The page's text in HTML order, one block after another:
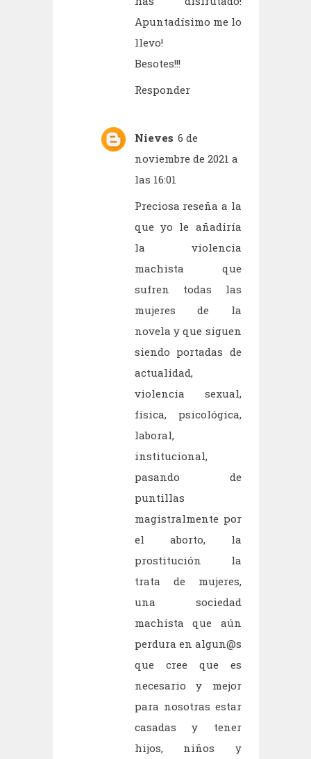
Apuntadísimo me lo
llevo!
Besotes!!!
Responder
Nieves 6 de
noviembre de 2021 a
las 16:01
Preciosa reseña a la
que yo le añadiría
la violencia
machista que
sufren todas las
mujeres de la
novela y que siguen
siendo portadas de
actualidad,
violencia sexual,
física, psicológica,
laboral,
institucional,
pasando de
puntillas
magistralmente por
el aborto, la
prostitución la
trata de mujeres,
una sociedad
machista que aún
perdura en algun@s
que cree que es
necesario y mejor
para nosotras estar
casadas y tener
hijos, niños y